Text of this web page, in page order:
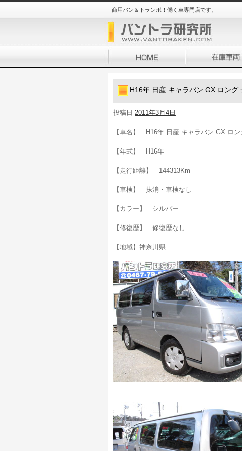
商用バン＆トランポ！働く車専門店です。
H16年 日産 キャラバン GX ロング
投稿日 2011年3月4日
【車名】 H16年 日産 キャラバン GX ロ
【年式】 H16年
【走行距離】 144313Km
【車検】 抹消・車検なし
【カラー】 シルバー
【修復歴】 修復歴なし
【地域】神奈川県